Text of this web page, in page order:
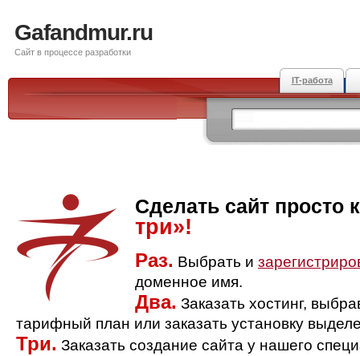
Gafandmur.ru
Сайт в процессе разработки
IT-работа
Сделать сайт просто
три»!
Раз. Выбрать и
доменное имя.
Два. Заказать хостинг,
тарифный план или заказать установку
Три. Заказать создание сайта у нашего